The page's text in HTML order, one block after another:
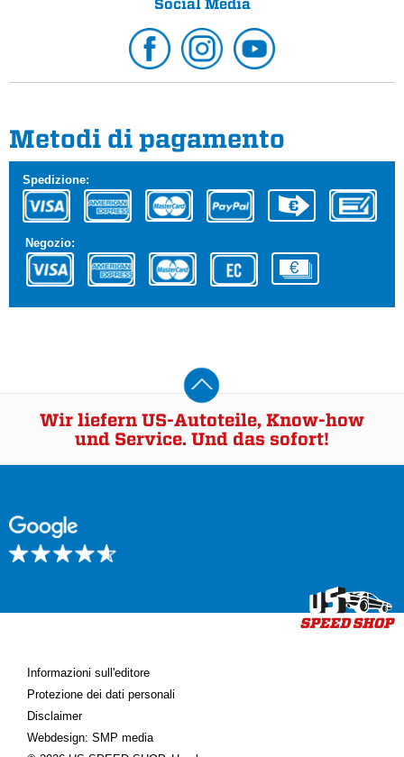
Social Media
Metodi di pagamento
Spedizione:
Negozio:
Wir liefern US-Autoteile, Know-how
und Service. Und das sofort!
Informazioni sull'editore
Protezione dei dati personali
Disclaimer
Webdesign: SMP media